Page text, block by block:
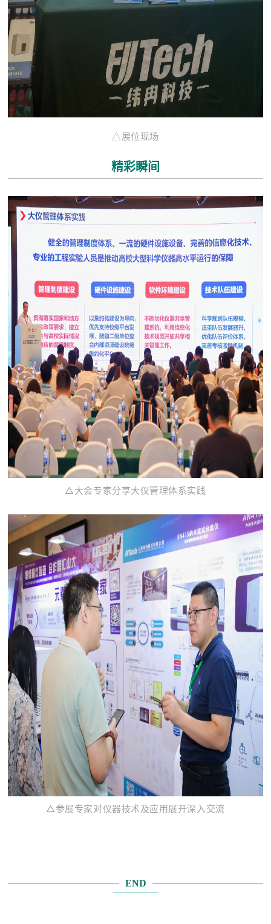
△展位现场
精彩瞬间
△大会专家分享大仪管理体系实践
△参展专家对仪器技术及应用展开深入交流
END